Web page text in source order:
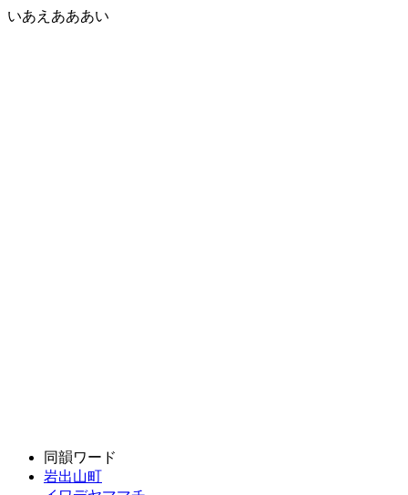
いあえあああい
同韻ワード
岩出山町